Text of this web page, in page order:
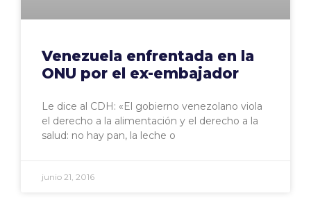
Venezuela enfrentada en la
ONU por el ex-embajador
Le dice al CDH: «El gobierno venezolano viola
el derecho a la alimentación y el derecho a la
salud: no hay pan, la leche o
junio 21, 2016